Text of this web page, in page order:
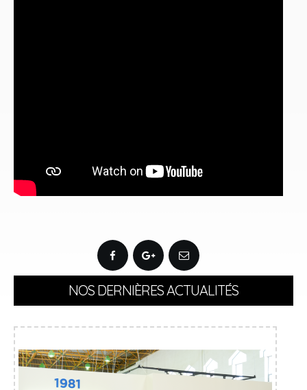
NOS DERNIÈRES ACTUALITÉS